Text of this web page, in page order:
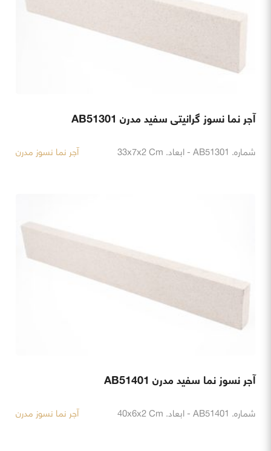
آجر نما نسوز گرانیتی سفید مدرن AB51301
شماره. AB51301 - ابعاد. 33x7x2 Cm آجر نما نسوز مدرن
آجر نسوز نما سفید مدرن AB51401
شماره. AB51401 - ابعاد. 40x6x2 Cm آجر نما نسوز مدرن